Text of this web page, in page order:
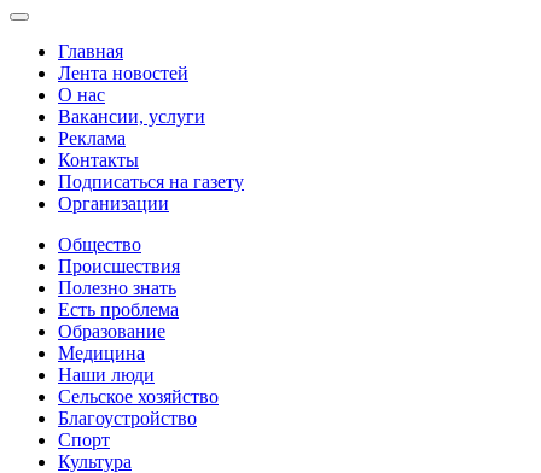
Главная
Лента новостей
О нас
Вакансии, услуги
Реклама
Контакты
Подписаться на газету
Организации
Общество
Происшествия
Полезно знать
Есть проблема
Образование
Медицина
Наши люди
Сельское хозяйство
Благоустройство
Спорт
Культура